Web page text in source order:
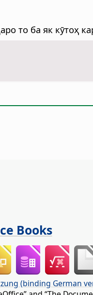
то ба як кӯтоҳ
Books
(binding German